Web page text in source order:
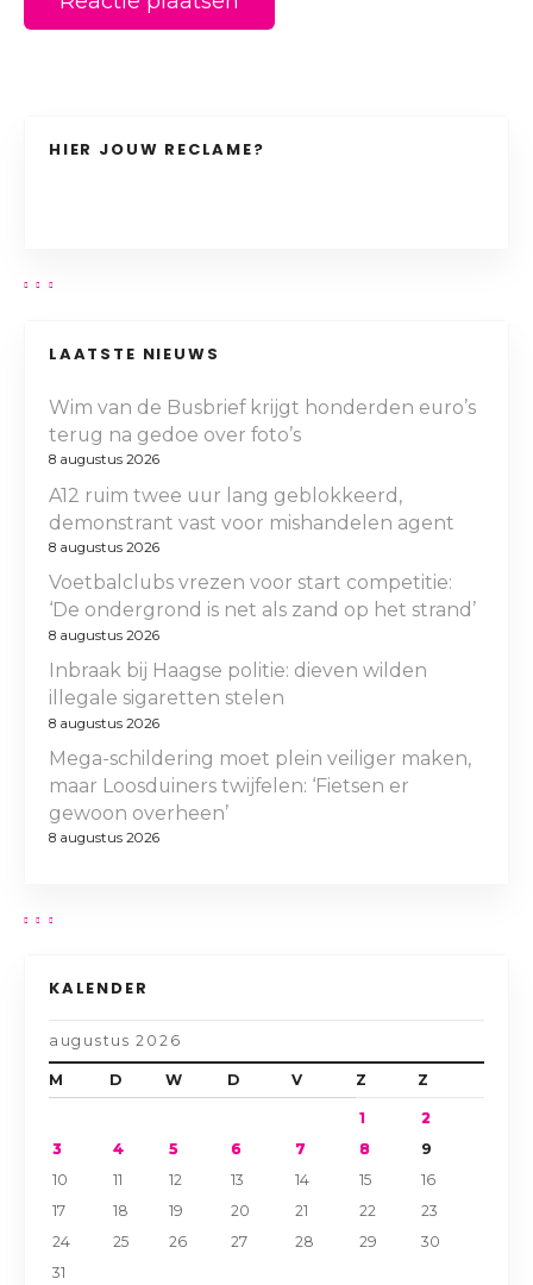
HIER JOUW RECLAME?
LAATSTE NIEUWS
Wim van de Busbrief krijgt honderden euro’s
terug na gedoe over foto’s
8 augustus 2026
A12 ruim twee uur lang geblokkeerd,
demonstrant vast voor mishandelen agent
8 augustus 2026
Voetbalclubs vrezen voor start competitie:
‘De ondergrond is net als zand op het strand’
8 augustus 2026
Inbraak bij Haagse politie: dieven wilden
illegale sigaretten stelen
8 augustus 2026
Mega-schildering moet plein veiliger maken,
maar Loosduiners twijfelen: ‘Fietsen er
gewoon overheen’
8 augustus 2026
KALENDER
augustus 2026
M D W D V Z Z
1
2
3
4 5 6 7 8
9
10
11 12 13 14 15
16
17
18 19 20 21 22
23
24
25 26 27 28 29
30
31